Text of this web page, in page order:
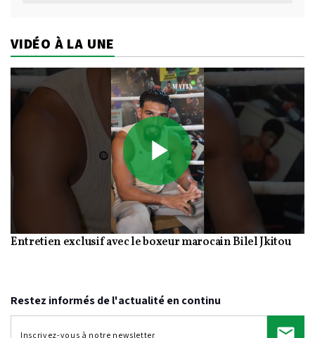
VIDÉO À LA UNE
Play
Video
Entretien exclusif avec le boxeur marocain Bilel Jkitou
Restez informés de l'actualité en continu